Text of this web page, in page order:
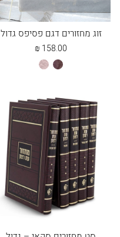
זוג מחזורים דגם פסיפס גדול
158.00
₪
חום כספסף